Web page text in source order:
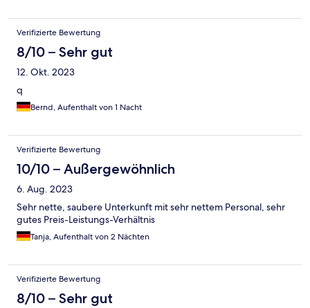
Verifizierte Bewertung
8/10 – Sehr gut
12. Okt. 2023
q
Bernd, Aufenthalt von 1 Nacht
Verifizierte Bewertung
10/10 – Außergewöhnlich
6. Aug. 2023
Sehr nette, saubere Unterkunft mit sehr nettem Personal, sehr
gutes Preis-Leistungs-Verhältnis
Tanja, Aufenthalt von 2 Nächten
Verifizierte Bewertung
8/10 – Sehr gut